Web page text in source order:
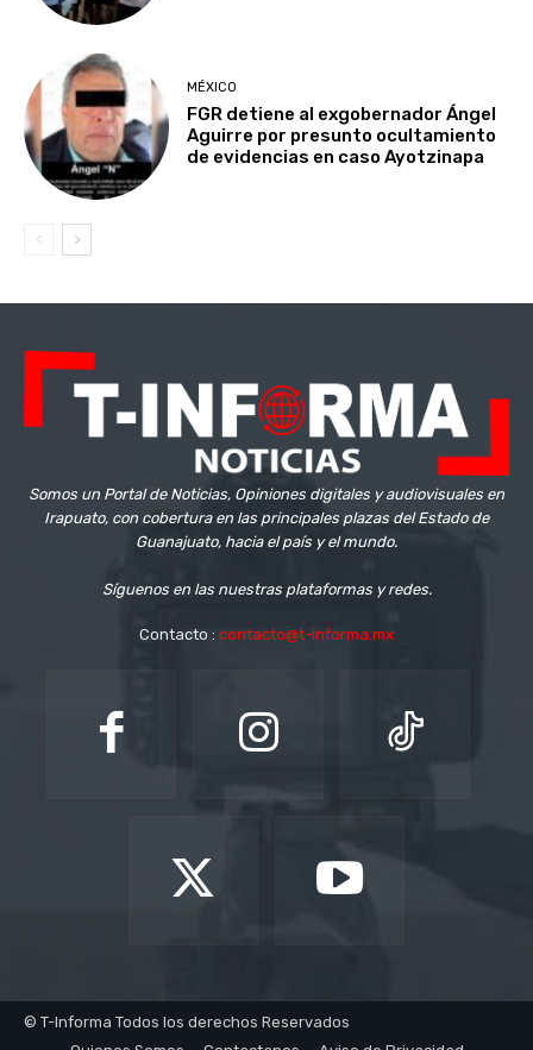
MÉXICO
FGR detiene al exgobernador Ángel
Aguirre por presunto ocultamiento
de evidencias en caso Ayotzinapa
Somos un Portal de Noticias, Opiniones digitales y audiovisuales en
Irapuato, con cobertura en las principales plazas del Estado de
Guanajuato, hacia el país y el mundo.
Síguenos en las nuestras plataformas y redes.
Contacto : contacto@t-informa.mx
© T-Informa Todos los derechos Reservados